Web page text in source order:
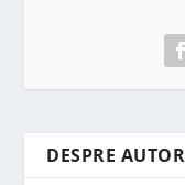
DESPRE AUTOR